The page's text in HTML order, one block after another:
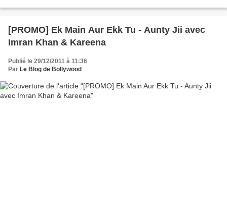
[PROMO] Ek Main Aur Ekk Tu - Aunty Jii avec
Imran Khan & Kareena
Publié le 29/12/2011 à 11:36
Par Le Blog de Bollywood